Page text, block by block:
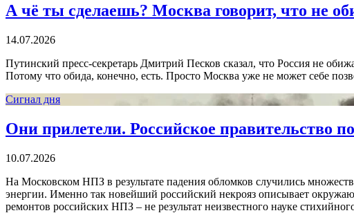
А чё ты сделаешь? Москва говорит, что не
14.07.2026
Путинский пресс-секретарь Дмитрий Песков сказал, что Россия не
Потому что обида, конечно, есть. Просто Москва уже не может себе
Сигнал дня
Они прилетели. Российское правительство
10.07.2026
На Московском НПЗ в результате падения обломков случились
энергии. Именно так новейший российский некрояз описывает
ремонтов российских НПЗ – не результат неизвестного науке